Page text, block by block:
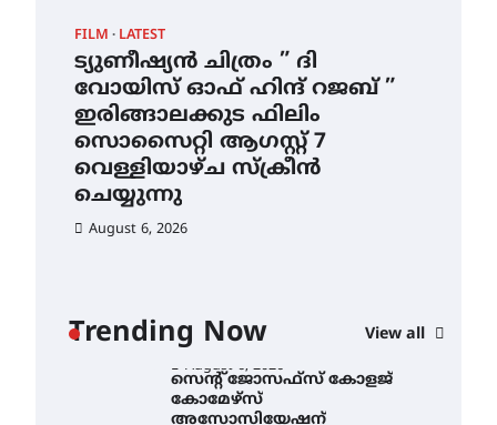
FILM LATEST
ട്യുണീഷ്യൻ ചിത്രം ” ദി
വോയിസ് ഓഫ് ഹിന്ദ് റജബ് ”
ഇരിങ്ങാലക്കുട ഫിലിം
സൊസൈറ്റി ആഗസ്റ്റ് 7
വെള്ളിയാഴ്ച സ്‌ക്രീൻ
ചെയ്യുന്നു
August 6, 2026
Trending Now View all
4.4 മില്ലി മീറ്റർ മഴ ലഭിച്ചു
August 6, 2026
ഐ.ഐ.ടി മദ്രാസ്സിൽ നിന്നും
ഡോക്ടറേറ്റ് – ഇരിങ്ങാലക്കുട
സ്വദേശി ആതിര എം കെ
യുടെ നേട്ടം പ്രതിസന്ധികളോട്
പൊരുതി
August 5, 2026
ട്യുണീഷ്യൻ ചിത്രം ” ദി
ചെയ്യുന്നു
August 6, 2026
സെന്റ് ജോസഫ്സ് കോളജ്
കോമേഴ്‌സ്
അസോസിയേഷന്